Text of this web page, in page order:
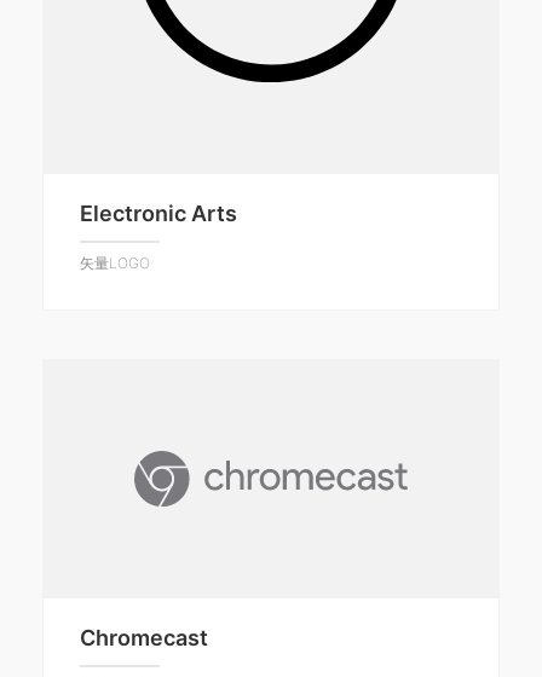
Electronic Arts
矢量LOGO
Chromecast